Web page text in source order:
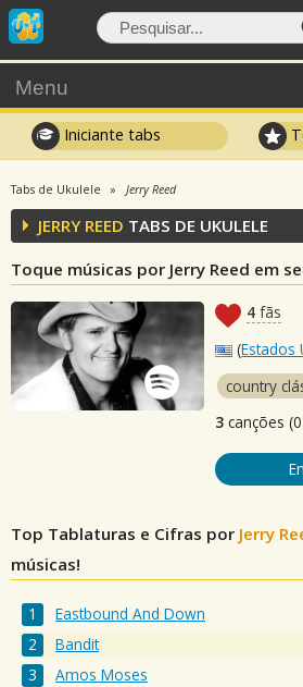
Menu
Iniciante tabs
Tabs de Ukulele Jerry Reed
JERRY REED TABS DE UKULELE
Toque músicas por Jerry Reed em
4 fãs
(Estados
country
3 canções
Top Tablaturas e Cifras por Jerry
músicas!
Eastbound And Down
Bandit
Amos Moses